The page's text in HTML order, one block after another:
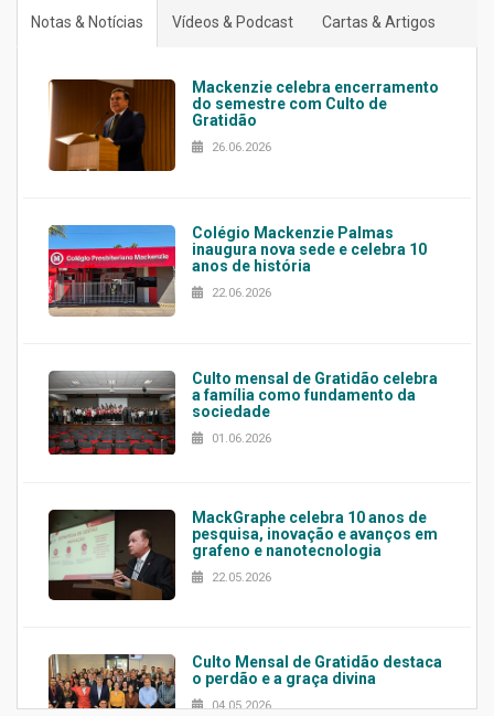
Notas & Notícias Vídeos & Podcast Cartas & Artigos
Mackenzie celebra encerramento
do semestre com Culto de
Gratidão
26.06.2026
Colégio Mackenzie Palmas
inaugura nova sede e celebra 10
anos de história
22.06.2026
Culto mensal de Gratidão celebra
a família como fundamento da
sociedade
01.06.2026
MackGraphe celebra 10 anos de
pesquisa, inovação e avanços em
grafeno e nanotecnologia
22.05.2026
Culto Mensal de Gratidão destaca
o perdão e a graça divina
04.05.2026